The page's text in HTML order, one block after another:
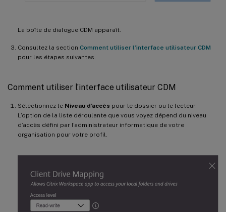
La boîte de dialogue CDM apparaît.
Consultez la section Comment utiliser l’interface utilisateur CDM
pour les étapes suivantes.
Comment utiliser l’interface utilisateur CDM
Sélectionnez le Niveau d’accès pour le dossier ou le lecteur.
L’option de la liste déroulante que vous voyez dépend du niveau
d’accès défini par l’administrateur informatique de votre
organisation pour votre profil.